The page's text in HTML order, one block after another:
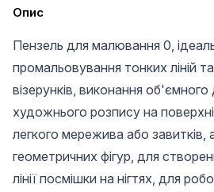
Опис
Пензель для малювання 0,
промальовування тонких ліній
візерунків, виконання
художнього розпису на поверхні
легкого мережива або
геометричних фігур, для
лінії посмішки на нігтях, для